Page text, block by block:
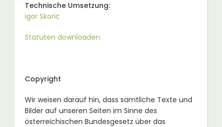
Technische Umsetzung:
Igor Skoric
Statuten downloaden
Copyright
Wir weisen darauf hin, dass sämtliche Texte und
Bilder auf unseren Seiten im Sinne des
österreichischen Bundesgesetz über das